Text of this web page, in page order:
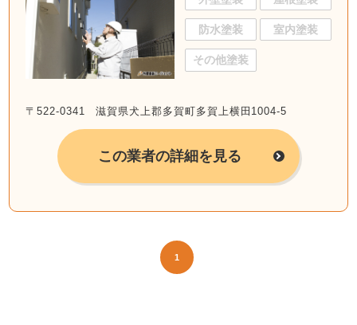
防水塗装 室内塗装
その他塗装
〒522-0341 滋賀県犬上郡多賀町多賀上横田1004-5
この業者の詳細を見る
1